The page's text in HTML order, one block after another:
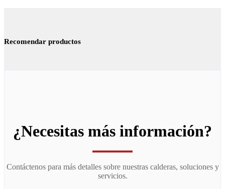
Recomendar productos
¿Necesitas más información?
Contáctenos para más detalles sobre nuestras calderas, soluciones y
servicios.